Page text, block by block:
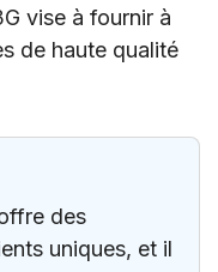
vise à fournir à
de haute qualité
des
uniques, et il